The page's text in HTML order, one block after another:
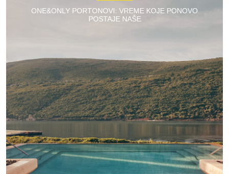
ONE&ONLY PORTONOVI: VREME KOJE PONOVO
POSTAJE NAŠE